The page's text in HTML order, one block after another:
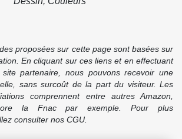
proposées sur cette page sont basées sur
En cliquant sur ces liens et en effectuant
partenaire, nous pouvons recevoir une
sans surcoût de la part du visiteur. Les
comprennent entre autres Amazon,
la Fnac par exemple. Pour plus
consulter nos CGU.